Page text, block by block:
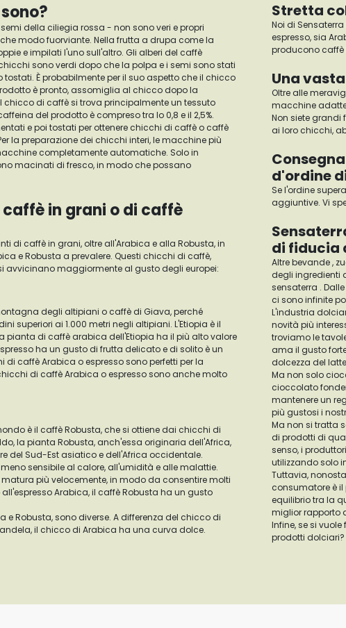
della ciliegia rossa - non sono veri e propri
modo fuorviante. Nella frutta a drupa come la
e impilati l'uno sull'altro. Gli alberi del caffè
sono verdi dopo che la polpa e i semi sono stati
È probabilmente per il suo aspetto che il chicco
è pronto, assomiglia al chicco dopo la
chicco di caffè si trova principalmente un tessuto
del prodotto è compreso tra lo 0,8 e il 2,5%.
e poi tostati per ottenere chicchi di caffè o caffè
la preparazione dei chicchi interi, le macchine più
completamente automatiche. Solo in
macinati di fresco, in modo che possano
in grani o di caffè
di caffè in grani, oltre all'Arabica e alla Robusta, in
e Robusta a prevalere. Questi chicchi di caffè,
avvicinano maggiormente al gusto degli europei:
degli altipiani o caffè di Giava, perché
superiori ai 1.000 metri negli altipiani. L'Etiopia è il
pianta di caffè arabica dell'Etiopia ha il più alto valore
ha un gusto di frutta delicato e di solito è un
caffè Arabica o espresso sono perfetti per la
di caffè Arabica o espresso sono anche molto
è il caffè Robusta, che si ottiene dai chicchi di
la pianta Robusta, anch'essa originaria dell'Africa,
del Sud-Est asiatico e dell'Africa occidentale.
sensibile al calore, all'umidità e alle malattie.
più velocemente, in modo da consentire molti
Arabica, il caffè Robusta ha un gusto
e Robusta, sono diverse. A differenza del chicco di
il chicco di Arabica ha una curva dolce.
Stretta
Noi di
espresso, sia
producono caffè
Una
Oltre alle
macchine
Non siete grandi
ai loro chicchi,
d'ordine
Se l'ordine
aggiuntive. Vi
di fiducia
Altre bevande ,
degli ingredienti
sensaterra .
ci sono infinite
L'industria
novità più
troviamo le
ama il gusto
dolcezza del
Ma non solo
cioccolato
mantenere un
più gustosi i
Ma non si tratta
di prodotti di
senso, i
utilizzando solo
Tuttavia,
consumatore è il
equilibrio tra la
miglior rapporto
Infine, se si
prodotti dolciari?